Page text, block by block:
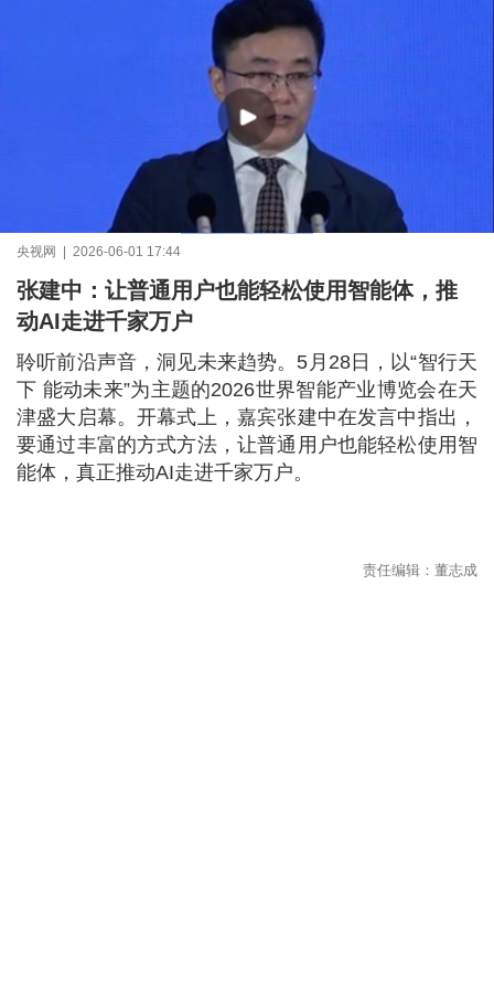
央视网 | 2026-06-01 17:44
张建中：让普通用户也能轻松使用智能体，推
动AI走进千家万户
聆听前沿声音，洞见未来趋势。5月28日，以“智行天
下 能动未来”为主题的2026世界智能产业博览会在天
津盛大启幕。开幕式上，嘉宾张建中在发言中指出，
要通过丰富的方式方法，让普通用户也能轻松使用智
能体，真正推动AI走进千家万户。